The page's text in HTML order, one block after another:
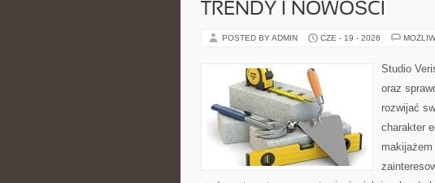
TRENDY I NOWOŚCI
POSTED BY ADMIN CZE - 19 - 2026
Studio
oraz
rozwijać
charakter